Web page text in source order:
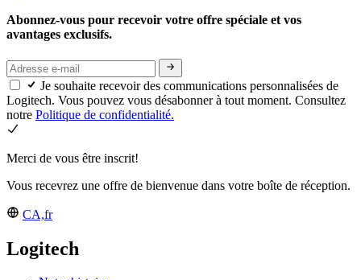
Abonnez-vous pour recevoir votre offre spéciale et vos
avantages exclusifs.
Je souhaite recevoir des communications personnalisées de
Logitech. Vous pouvez vous désabonner à tout moment. Consultez
notre Politique de confidentialité.
Merci de vous être inscrit!
Vous recevrez une offre de bienvenue dans votre boîte de réception.
CA,fr
Logitech